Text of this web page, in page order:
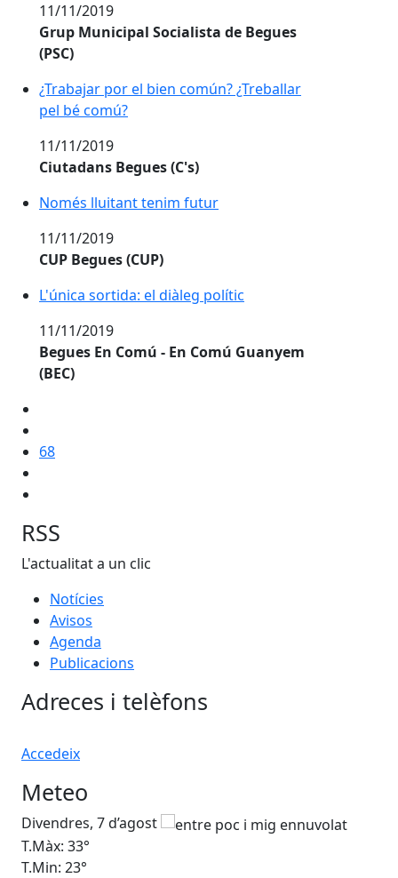
11/11/2019
Grup Municipal Socialista de Begues
(PSC)
¿Trabajar por el bien común? ¿Treballar
pel bé comú?
11/11/2019
Ciutadans Begues (C's)
Només lluitant tenim futur
11/11/2019
CUP Begues (CUP)
L'única sortida: el diàleg polític
11/11/2019
Begues En Comú - En Comú Guanyem
(BEC)
68
RSS
L'actualitat a un clic
Notícies
Avisos
Agenda
Publicacions
Adreces i telèfons
Accedeix
Meteo
Divendres, 7 d’agost
T.Màx: 33°
T.Min: 23°